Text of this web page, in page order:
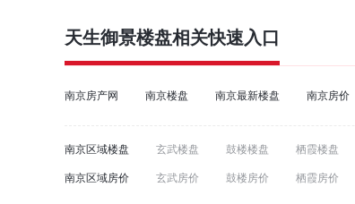
天生御景楼盘相关快速入口
南京房产网 南京楼盘 南京最新楼盘 南京房价
南京区域楼盘 玄武楼盘 鼓楼楼盘 栖霞楼盘
南京区域房价 玄武房价 鼓楼房价 栖霞房价